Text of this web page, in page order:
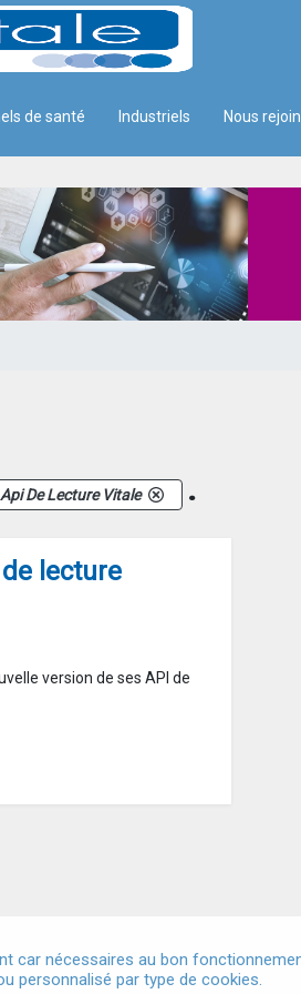
de santé Industriels Nous
Api De Lecture Vitale .
lecture
version de ses API de
nécessaires au bon
personnalisé par type de cookies.